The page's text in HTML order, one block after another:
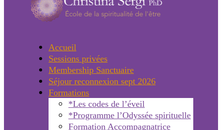
Accueil
Sessions privées
Membership Sanctuaire
Séjour reconnexion sept 2026
Formations
*Les codes de l’éveil
*Programme l’Odyssée spirituelle
Formation Accompagnatrice